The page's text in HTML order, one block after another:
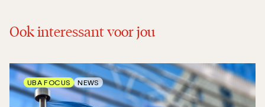
Ook interessant voor jou
UBA FOCUS NEWS